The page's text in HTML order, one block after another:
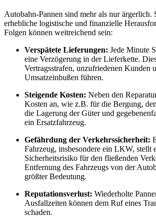
Autobahn-Pannen sind mehr als nur ärgerlich.
erhebliche logistische und finanzielle
Folgen können weitreichend sein:
Verspätete Lieferungen: Jede Minute
eine Verzögerung in der Lieferkette.
Vertragsstrafen, unzufriedenen Kunden
Umsatzeinbußen führen.
Steigende Kosten: Neben den
Kosten an, wie z.B. für die Bergung,
die Lagerung der Güter und
ein Ersatzfahrzeug.
Gefährdung der Verkehrssicherheit:
Fahrzeug, insbesondere ein LKW, stellt
Sicherheitsrisiko für den fließenden
Entfernung des Fahrzeugs von der
größter Bedeutung.
Reputationsverlust: Wiederholte
Ausfallzeiten können dem Ruf eines
schaden.